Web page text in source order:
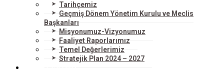
Tarihçemiz
Geçmiş Dönem Yönetim Kurulu ve Meclis
Başkanları
Misyonumuz-Vizyonumuz
Faaliyet Raporlarımız
Temel Değerlerimiz
Stratejik Plan 2024 – 2027